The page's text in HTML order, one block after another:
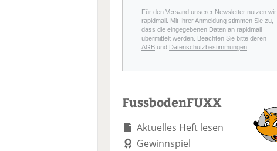
Für den Versand unserer Newsletter nutzen wir
rapidmail. Mit Ihrer Anmeldung stimmen Sie zu,
dass die eingegebenen Daten an rapidmail
übermittelt werden. Beachten Sie bitte deren
AGB und Datenschutzbestimmungen.
FussbodenFUXX
Aktuelles Heft lesen
Gewinnspiel